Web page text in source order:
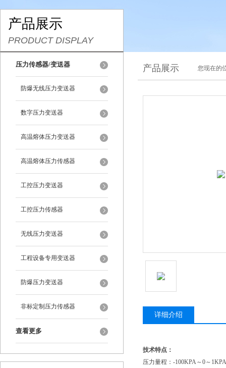
产品展示
PRODUCT DISPLAY
压力传感器/变送器
防爆无线压力变送器
数字压力变送器
高温熔体压力变送器
高温熔体压力传感器
工控压力变送器
工控压力传感器
无线压力变送器
工程设备专用变送器
防爆压力变送器
非标定制压力传感器
查看更多
产品展示 您现在的
详细介绍
技术特点：
压力量程： -100KPA～0～1KPA